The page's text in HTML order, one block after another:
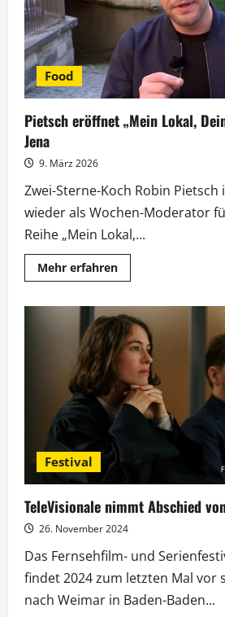
Food
Pietsch eröffnet „Mein Lokal,
Jena
9. März 2026
Zwei-Sterne-Koch Robin Pietsch
wieder als Wochen-Moderator
Reihe „Mein Lokal,...
Mehr erfahrenMehr
Informationen
eröffnet
„Mein
Lokal,
Dein
Lokal“-
Woche
in
Jena
Festival
TeleVisionale nimmt Abschied
26. November 2024
Das Fernsehfilm- und
findet 2024 zum letzten Mal vor
nach Weimar in Baden-Baden...